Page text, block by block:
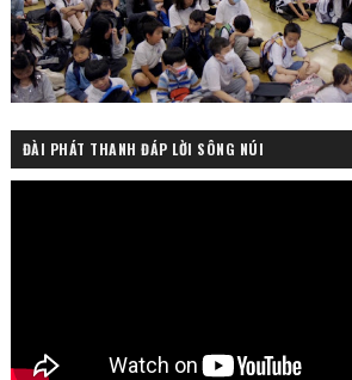
ĐÀI PHÁT THANH ĐÁP LỜI SÔNG NÚI